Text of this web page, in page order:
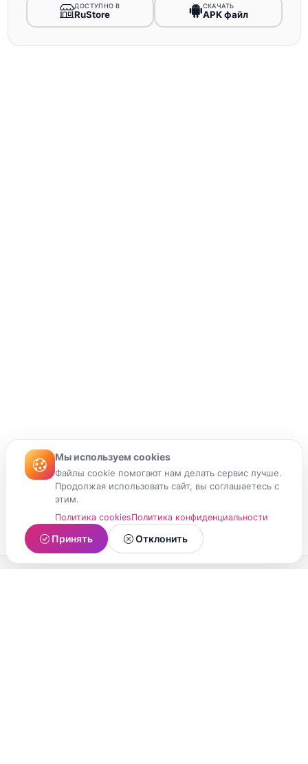
ДОСТУПНО В
RuStore
СКАЧАТЬ
APK файл
Мы используем cookies
Файлы cookie помогают нам делать сервис лучше.
Продолжая использовать сайт, вы соглашаетесь с
этим.
Политика cookiesПолитика конфиденциальности
Принять Отклонить